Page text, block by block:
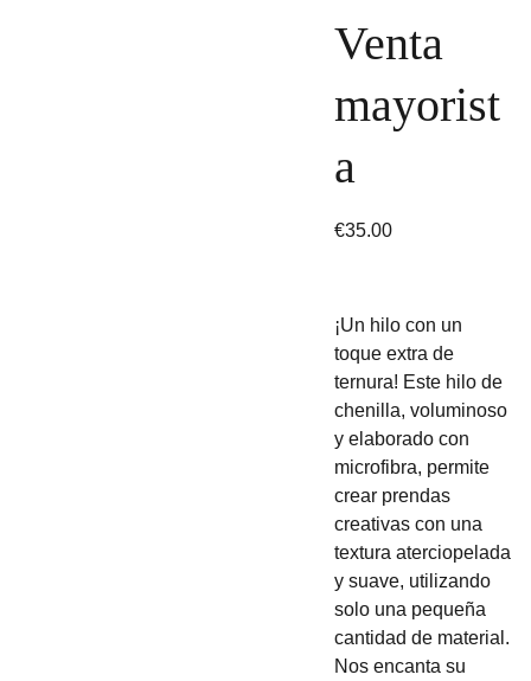
Venta
mayorist
a
€35.00
¡Un hilo con un
toque extra de
ternura! Este hilo de
chenilla, voluminoso
y elaborado con
microfibra, permite
crear prendas
creativas con una
textura aterciopelada
y suave, utilizando
solo una pequeña
cantidad de material.
Nos encanta su